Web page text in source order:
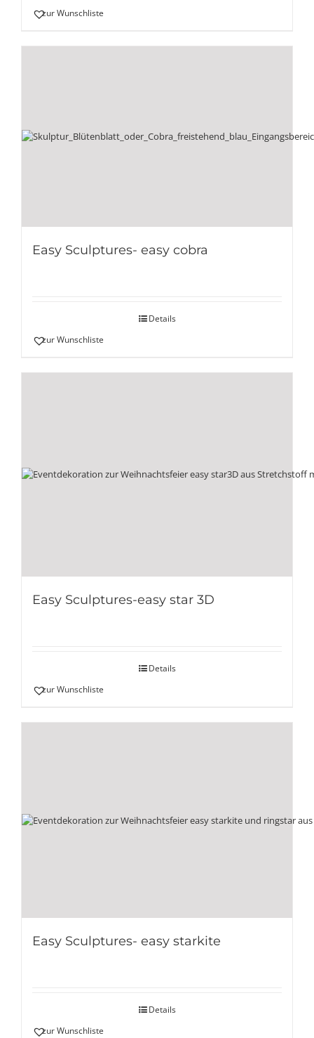
zur Wunschliste
Easy Sculptures- easy cobra
Details
zur Wunschliste
Easy Sculptures-easy star 3D
Details
zur Wunschliste
Easy Sculptures- easy starkite
Details
zur Wunschliste